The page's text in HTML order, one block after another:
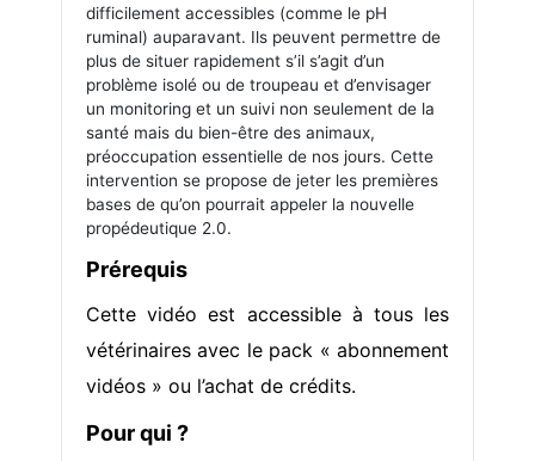
difficilement accessibles (comme le pH
ruminal) auparavant. Ils peuvent permettre de
plus de situer rapidement s’il s’agit d’un
problème isolé ou de troupeau et d’envisager
un monitoring et un suivi non seulement de la
santé mais du bien-être des animaux,
préoccupation essentielle de nos jours. Cette
intervention se propose de jeter les premières
bases de qu’on pourrait appeler la nouvelle
propédeutique 2.0.
Prérequis
Cette vidéo est accessible à tous les
vétérinaires avec le pack « abonnement
vidéos » ou l’achat de crédits.
Pour qui ?